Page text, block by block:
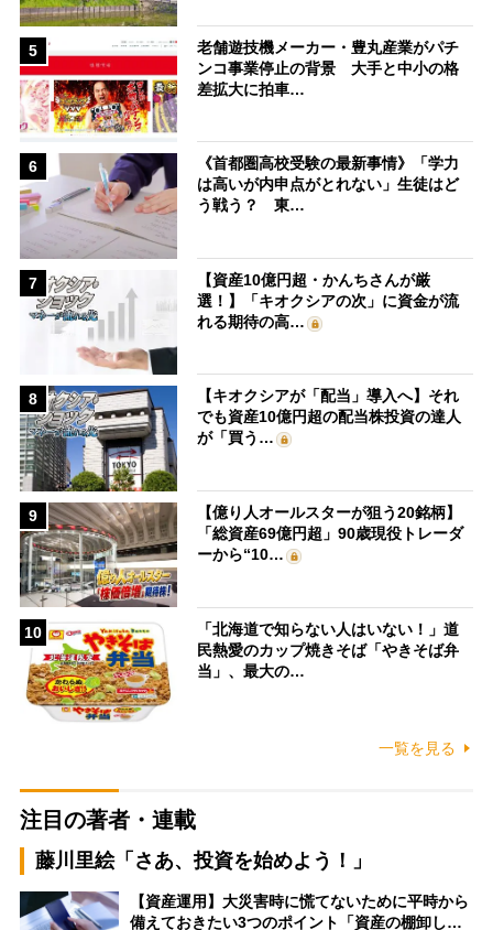
5
老舗遊技機メーカー・豊丸産業がパチ
ンコ事業停止の背景 大手と中小の格
差拡大に拍車…
6
《首都圏高校受験の最新事情》「学力
は高いが内申点がとれない」生徒はど
う戦う？ 東…
7
【資産10億円超・かんちさんが厳
選！】「キオクシアの次」に資金が流
れる期待の高…
8
【キオクシアが「配当」導入へ】それ
でも資産10億円超の配当株投資の達人
が「買う…
9
【億り人オールスターが狙う20銘柄】
「総資産69億円超」90歳現役トレーダ
ーから“10…
10
「北海道で知らない人はいない！」道
民熱愛のカップ焼きそば「やきそば弁
当」、最大の…
一覧を見る
注目の著者・連載
藤川里絵「さあ、投資を始めよう！」
【資産運用】大災害時に慌てないために平時から
備えておきたい3つのポイント「資産の棚卸し…